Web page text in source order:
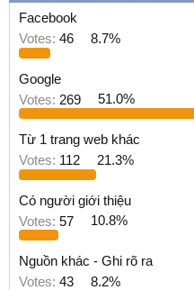
Facebook
Votes: 46 8.7%
Google
Votes: 269 51.0%
Từ 1 trang web khác
Votes: 112 21.3%
Có người giới thiệu
Votes: 57 10.8%
Nguồn khác - Ghi rõ ra
Votes: 43 8.2%